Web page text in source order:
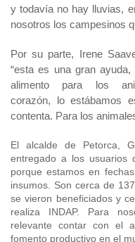
y todavía no hay lluvias,
nosotros los campesinos
Por su parte, Irene
“esta es una gran
alimento para los
corazón, lo estábamos
contenta. Para los
El alcalde de Petorca,
entregado a los usuarios
porque estamos en
insumos. Son cerca de
se vieron beneficiados y
realiza INDAP. Para
relevante contar con el
fomento productivo en el